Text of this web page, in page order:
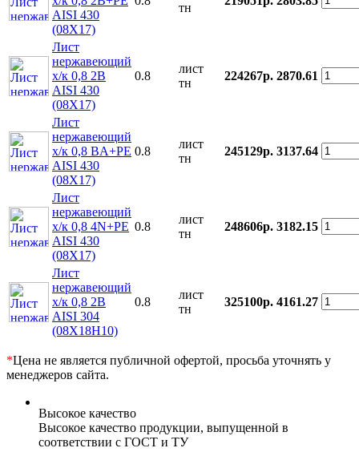
AISI 430
(08Х17)
тн
Лист
нержавеющий
х/к 0,8 2B
AISI 430
(08Х17)
0.8
лист
тн
224267р. 2870.61
Лист
нержавеющий
х/к 0,8 BA+PE
AISI 430
(08Х17)
0.8
лист
тн
245129р. 3137.64
Лист
нержавеющий
х/к 0,8 4N+PE
AISI 430
(08Х17)
0.8
лист
тн
248606р. 3182.15
Лист
нержавеющий
х/к 0,8 2B
AISI 304
(08Х18Н10)
0.8
лист
тн
325100р. 4161.27
*Цена не является публичной офертой, просьба уточнять у
менеджеров сайта.
Высокое качество
Высокое качество продукции, выпущенной в
соответствии с ГОСТ и ТУ